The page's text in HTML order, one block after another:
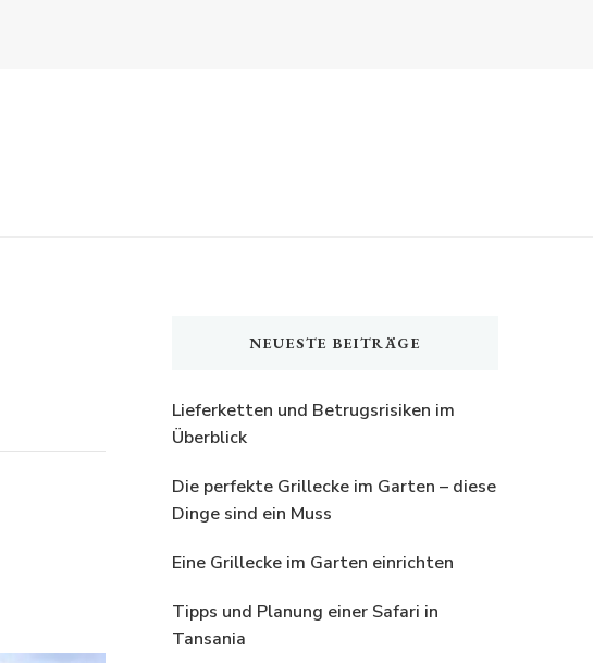
NEUESTE BEITRÄGE
Lieferketten und Betrugsrisiken im
Überblick
Die perfekte Grillecke im Garten – diese
Dinge sind ein Muss
Eine Grillecke im Garten einrichten
Tipps und Planung einer Safari in
Tansania